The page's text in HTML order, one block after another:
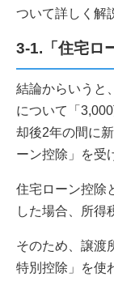
ついて詳しく解
3-1.「住宅ロ
結論からいうと
について「
却後2年の間に
ーン控除」を受
住宅ローン控除
した場合、所得
そのため、譲渡
特別控除」を使